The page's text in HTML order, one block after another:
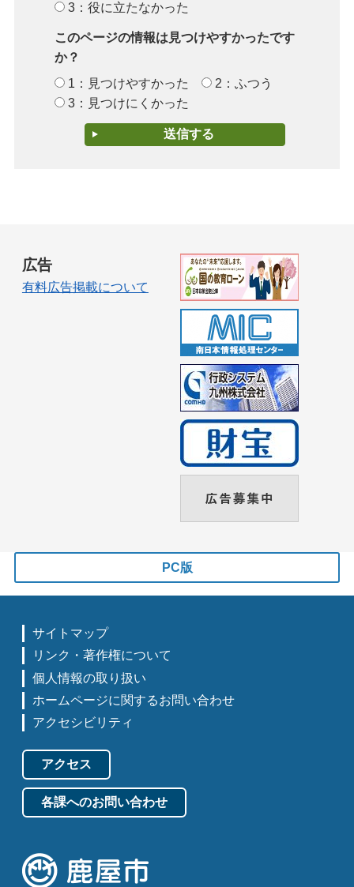
3：役に立たなかった
このページの情報は見つけやすかったです
か？
1：見つけやすかった
2：ふつう
3：見つけにくかった
広告
有料広告掲載について
PC版
サイトマップ
リンク・著作権について
個人情報の取り扱い
ホームページに関するお問い合わせ
アクセシビリティ
アクセス
各課へのお問い合わせ